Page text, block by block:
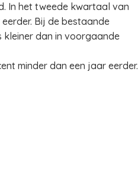
In het tweede kwartaal van
Bij de bestaande
kleiner dan in voorgaande
minder dan een jaar eerder.